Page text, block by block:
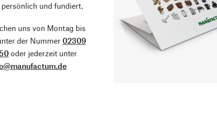
und fundiert.
uns von Montag bis
der Nummer 02309
oder jederzeit unter